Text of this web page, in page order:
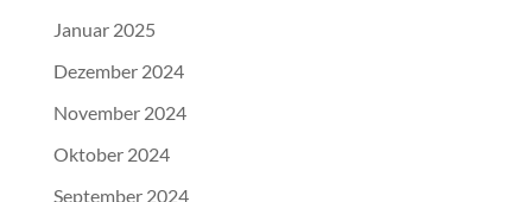
Januar 2025
Dezember 2024
November 2024
Oktober 2024
September 2024